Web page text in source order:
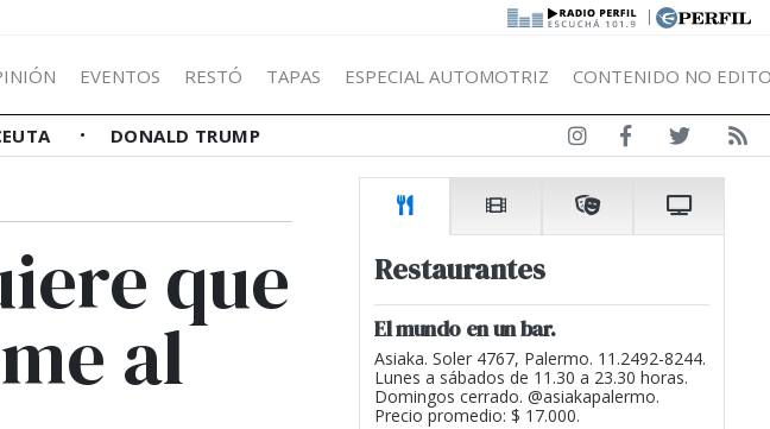
|
EVENTOS RESTÓ TAPAS ESPECIAL AUTOMOTRIZ CONTENIDO NO
DONALD TRUMP
que
al
Restaurantes
El mundo en un bar.
Asiaka. Soler 4767, Palermo. 11.2492-8244.
Lunes a sábados de 11.30 a 23.30 horas.
Domingos cerrado. @asiakapalermo.
Precio promedio: $ 17.000.